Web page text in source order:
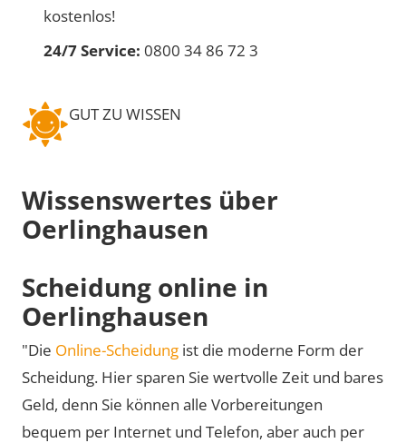
kostenlos!
24/7 Service: 0800 34 86 72 3
GUT ZU WISSEN
Wissenswertes über
Oerlinghausen
Scheidung online in
Oerlinghausen
"Die Online-Scheidung ist die moderne Form der
Scheidung. Hier sparen Sie wertvolle Zeit und bares
Geld, denn Sie können alle Vorbereitungen
bequem per Internet und Telefon, aber auch per